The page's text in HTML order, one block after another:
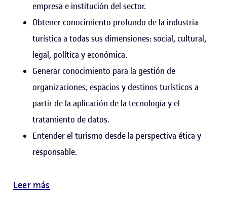
empresa e institución del sector.
Obtener conocimiento profundo de la industria
turística a todas sus dimensiones: social, cultural,
legal, política y económica.
Generar conocimiento para la gestión de
organizaciones, espacios y destinos turísticos a
partir de la aplicación de la tecnología y el
tratamiento de datos.
Entender el turismo desde la perspectiva ética y
responsable.
Leer más